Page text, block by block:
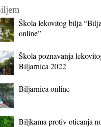
Škola lekovitog bilja
online”
Škola poznavanja
Biljarnica 2022
Biljarnica online
Biljkama protiv oticanja